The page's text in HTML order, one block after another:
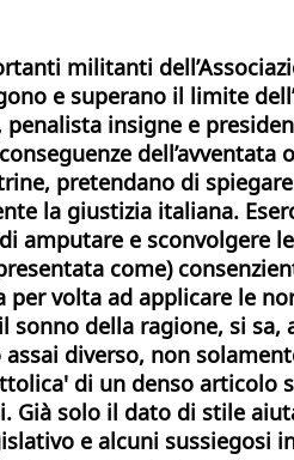
militanti
e superano il limite
insigne e
dell’avventata
pretendano di
la giustizia italiana.
amputare e sconvolgere
come)
volta ad applicare le
della ragione, si sa,
diverso, non
di un denso articolo
Già solo il dato di stile
e alcuni sussiegosi